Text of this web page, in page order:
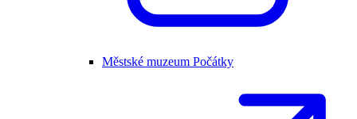
Městské muzeum Počátky